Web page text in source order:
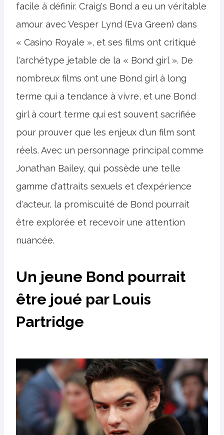
facile à définir. Craig's Bond a eu un véritable
amour avec Vesper Lynd (Eva Green) dans
« Casino Royale », et ses films ont critiqué
l'archétype jetable de la « Bond girl ». De
nombreux films ont une Bond girl à long
terme qui a tendance à vivre, et une Bond
girl à court terme qui est souvent sacrifiée
pour prouver que les enjeux d'un film sont
réels. Avec un personnage principal comme
Jonathan Bailey, qui possède une telle
gamme d'attraits sexuels et d'expérience
d'acteur, la promiscuité de Bond pourrait
être explorée et recevoir une attention
nuancée.
Un jeune Bond pourrait
être joué par Louis
Partridge